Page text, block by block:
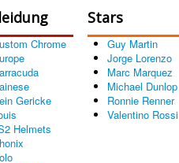
Chrome
Gericke
Helmets
Stars
Guy Martin
Jorge Lorenzo
Marc Marquez
Michael Dunlop
Ronnie Renner
Valentino Rossi